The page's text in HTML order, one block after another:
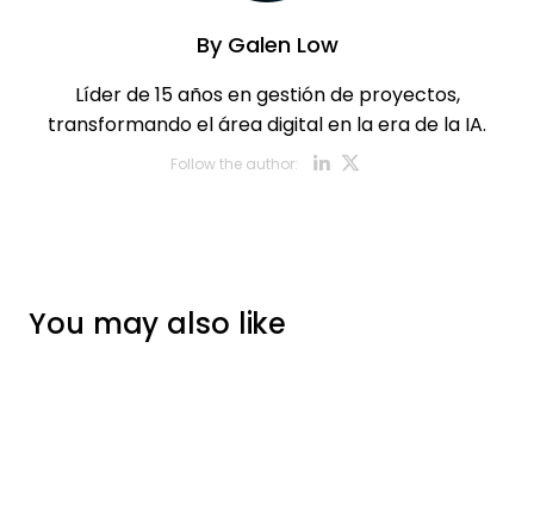
ByGalen Low
Líder de 15 años en gestión de proyectos,
transformando el área digital en la era de la IA.
Follow the author: Opens new
You may also like